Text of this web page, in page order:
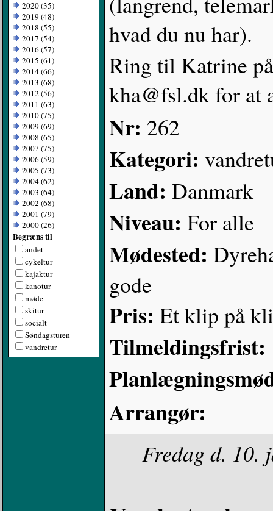
2020 (35)
2019 (48)
2018 (55)
2017 (54)
2016 (57)
2015 (61)
2014 (66)
2013 (68)
2012 (56)
2011 (63)
2010 (75)
2009 (69)
2008 (65)
2007 (75)
2006 (59)
2005 (73)
2004 (62)
2003 (64)
2002 (68)
2001 (79)
2000 (26)
Begræns til
andet
cykeltur
kajaktur
kanotur
møde
skitur
socialt
Søndagsturen
vandretur
hvad du nu har).
Ring til Katrine
kha@fsl.dk for at
Nr: 262
Kategori:
Land: Danmark
Niveau: For alle
Mødested:
gode
Pris: Et klip på
Tilmeldingsfrist:
Arrangør:
Fredag d. 10.